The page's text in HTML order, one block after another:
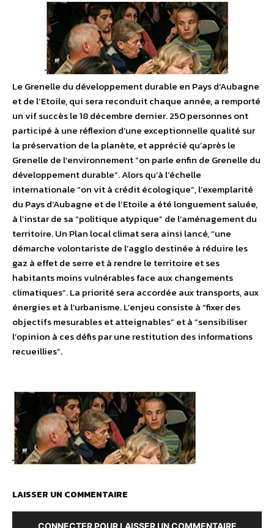
Le Grenelle du développement durable en Pays d’Aubagne
et de l’Etoile, qui sera reconduit chaque année, a remporté
un vif succès le 18 décembre dernier. 250 personnes ont
participé à une réflexion d’une exceptionnelle qualité sur
la préservation de la planète, et apprécié qu’après le
Grenelle de l’environnement “on parle enfin de Grenelle du
développement durable”. Alors qu’à l’échelle
internationale “on vit à crédit écologique”, l’exemplarité
du Pays d’Aubagne et de l’Etoile a été longuement saluée,
à l’instar de sa “politique atypique” de l’aménagement du
territoire. Un Plan local climat sera ainsi lancé, “une
démarche volontariste de l’agglo destinée à réduire les
gaz à effet de serre et à rendre le territoire et ses
habitants moins vulnérables face aux changements
climatiques”. La priorité sera accordée aux transports, aux
énergies et à l’urbanisme. L’enjeu consiste à “fixer des
objectifs mesurables et atteignables” et à “sensibiliser
l’opinion à ces défis par une restitution des informations
recueillies”.
LAISSER UN COMMENTAIRE